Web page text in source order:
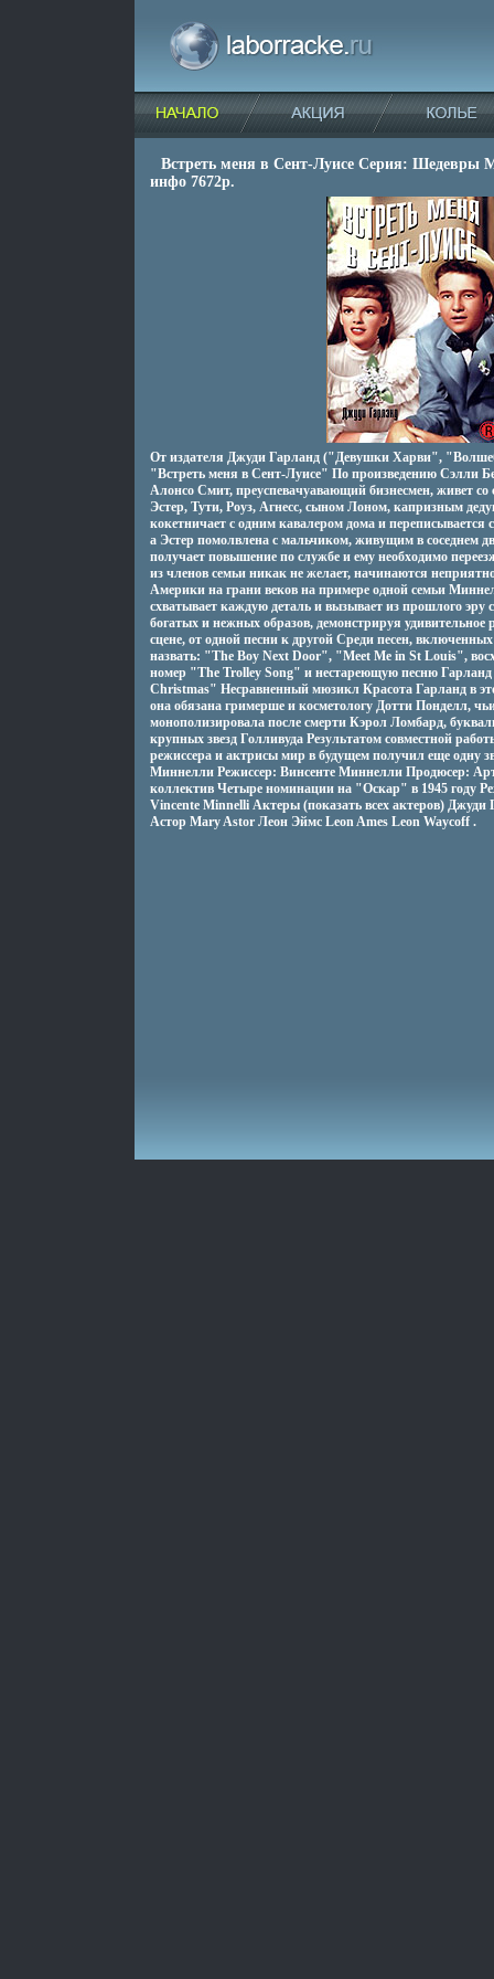
Встреть меня в Сент-Луисе Серия: Шедевры
инфо 7672p.
От издателя Джуди Гарланд ("Девушки Харви",
"Встреть меня в Сент-Луисе" По произведению Сэлли
Алонсо Смит, преуспевачуавающий бизнесмен, живет
Эстер, Тути, Роуз, Агнесс, сыном Лоном, капризным
кокетничает с одним кавалером дома и
а Эстер помолвлена с мальчиком, живущим в соседнем
получает повышение по службе и ему необходимо
из членов семьи никак не желает, начинаются
Америки на грани веков на примере одной семьи
схватывает каждую деталь и вызывает из прошлого эру
богатых и нежных образов, демонстрируя удивительное
сцене, от одной песни к другой Среди песен, включенных
назвать: "The Boy Next Door", "Meet Me in St Louis",
номер "The Trolley Song" и нестареющую песню
Christmas" Несравненный мюзикл Красота Гарланд в
она обязана гримерше и косметологу Дотти Понделл,
монополизировала после смерти Кэрол Ломбард,
крупных звезд Голливуда Результатом совместной
режиссера и актрисы мир в будущем получил еще одну
Миннелли Режиссер: Винсенте Миннелли Продюсер:
коллектив Четыре номинации на "Оскар" в 1945 году
Vincente Minnelli Актеры (показать всех актеров)
Астор Mary Astor Леон Эймс Leon Ames Leon Waycoff .